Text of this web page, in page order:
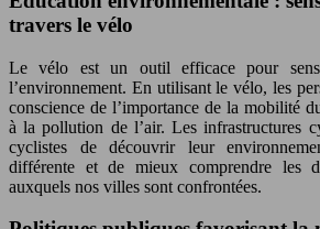
travers le vélo
Le vélo est un outil efficace pour
l’environnement. En utilisant le vélo, les
conscience de l’importance de la mobilité
à la pollution de l’air. Les infrastructures
cyclistes de découvrir leur
différente et de mieux comprendre les
auxquels nos villes sont confrontées.